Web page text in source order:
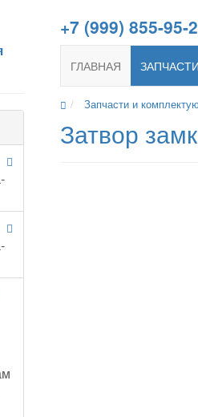
+7 (999) 855-95-
ГЛАВНАЯ ЗАПЧАСТИ
Запчасти и
Затвор